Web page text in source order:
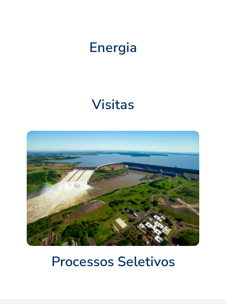
Energia
Visitas
Processos Seletivos